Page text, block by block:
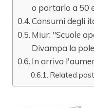
o portarlo a 50
Consumi degli
Miur: "Scuole
Divampa la
In arrivo
Related